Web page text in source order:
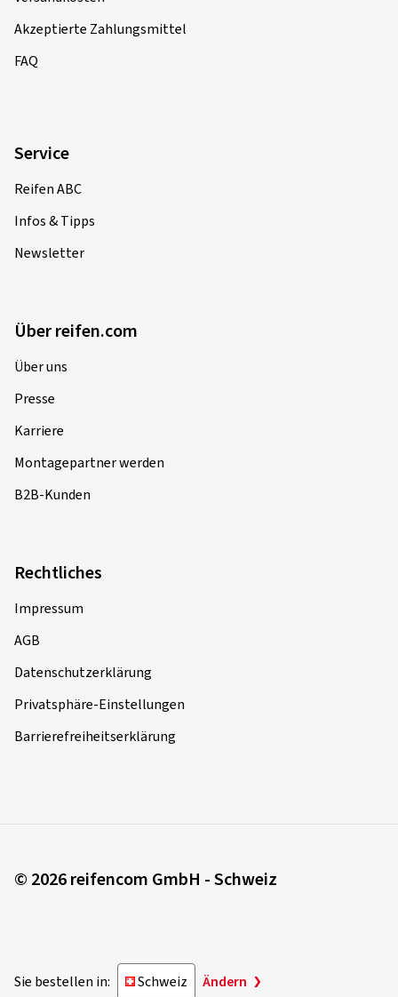
Akzeptierte Zahlungsmittel
FAQ
Service
Reifen ABC
Infos & Tipps
Newsletter
Über reifen.com
Über uns
Presse
Karriere
Montagepartner werden
B2B-Kunden
Rechtliches
Impressum
AGB
Datenschutzerklärung
Privatsphäre-Einstellungen
Barrierefreiheitserklärung
© 2026 reifencom GmbH - Schweiz
Sie bestellen in: Schweiz Ändern